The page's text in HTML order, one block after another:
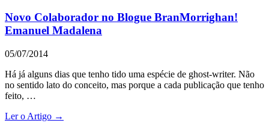
Novo Colaborador no Blogue BranMorrighan!
Emanuel Madalena
05/07/2014
Há já alguns dias que tenho tido uma espécie de ghost-writer. Não
no sentido lato do conceito, mas porque a cada publicação que tenho
feito, …
Ler o Artigo →